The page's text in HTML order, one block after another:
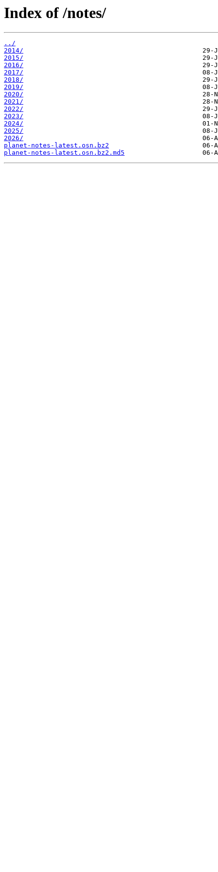
Index of /notes/
../
2014/
2015/
2016/
2017/
2018/
2019/
2020/
2021/
2022/
2023/
2024/
2025/
2026/
planet-notes-latest.osn.bz2
planet-notes-latest.osn.bz2.md5